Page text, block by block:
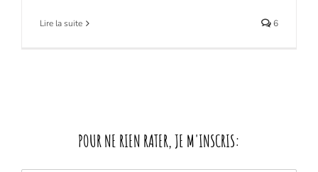
Lire la suite 6
POUR NE RIEN RATER, JE M'INSCRIS: